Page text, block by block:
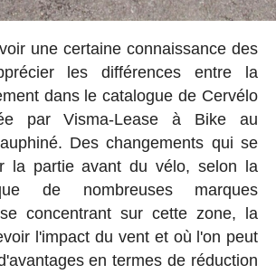
une certaine connaissance des
les différences entre la
dans le catalogue de Cervélo
par Visma-Lease à Bike au
Des changements qui se
la partie avant du vélo, selon la
de nombreuses marques
concentrant sur cette zone, la
l'impact du vent et où l'on peut
en termes de réduction